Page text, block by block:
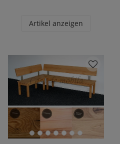
Artikel anzeigen